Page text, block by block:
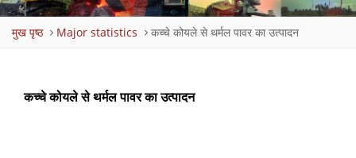
मुख पृष्ठ Major statistics कच्चे कोयले से थर्मल पावर का उत्पादन
कच्चे कोयले से थर्मल पावर का उत्पादन